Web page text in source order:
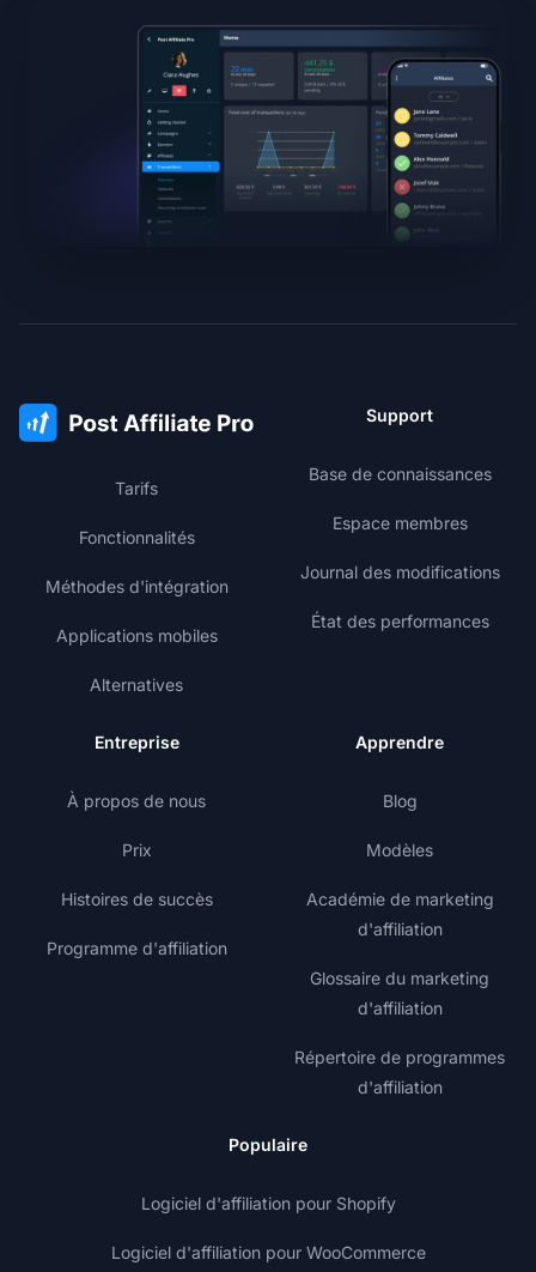
Tarifs
Fonctionnalités
Méthodes d'intégration
Applications mobiles
Alternatives
Support
Base de connaissances
Espace membres
Journal des modifications
État des performances
Entreprise
À propos de nous
Prix
Histoires de succès
Programme d'affiliation
Apprendre
Blog
Modèles
Académie de marketing
d'affiliation
Glossaire du marketing
d'affiliation
Répertoire de programmes
d'affiliation
Populaire
Logiciel d'affiliation pour Shopify
Logiciel d'affiliation pour WooCommerce